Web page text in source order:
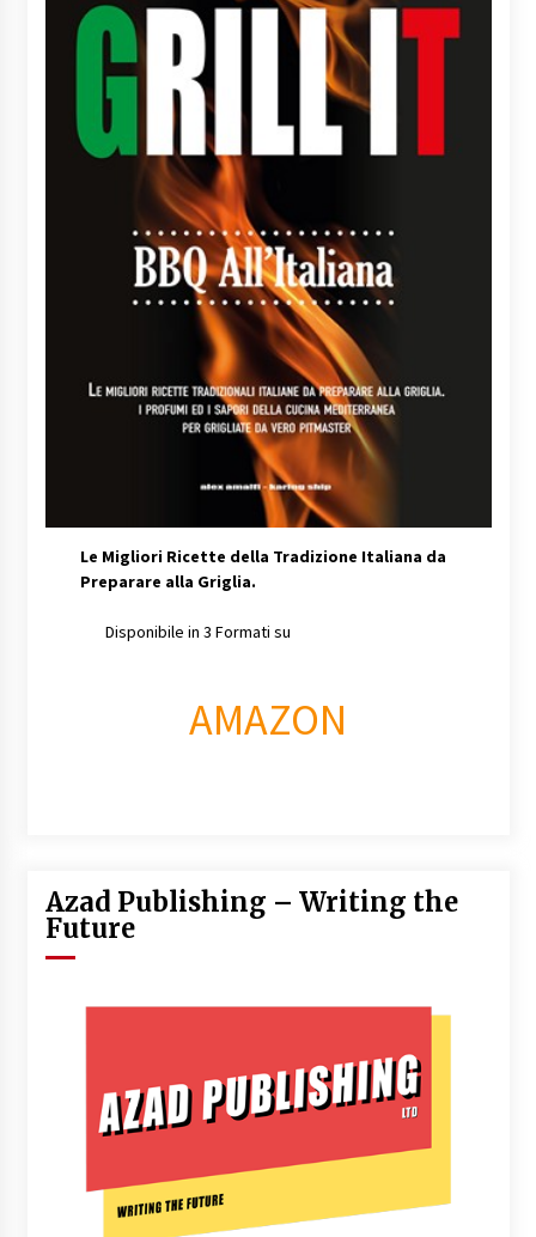
Le Migliori Ricette della Tradizione Italiana da
Preparare alla Griglia.
Disponibile in 3 Formati su
AMAZON
Azad Publishing – Writing the
Future